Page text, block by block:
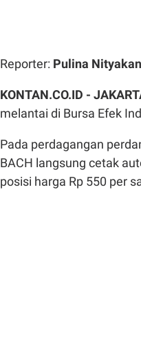
Reporter: Pulina
KONTAN.CO.ID -
melantai di Bursa Efek
Pada perdagangan
BACH langsung cetak
posisi harga Rp 550 per